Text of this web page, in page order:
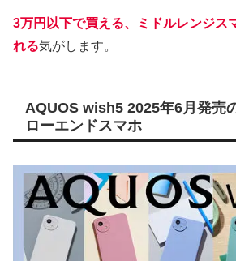
3万円以下で買える、ミドルレンジス
れる気がします。
AQUOS wish5 2025年6月発売
ローエンドスマホ